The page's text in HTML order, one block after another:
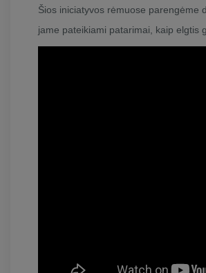
Šios iniciatyvos rėmuose parengėme
jame pateikiami patarimai, kaip elgtis